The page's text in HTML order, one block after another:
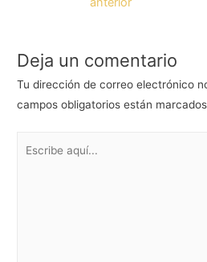
Deja un comentario
Tu dirección de correo electrónico
campos obligatorios están